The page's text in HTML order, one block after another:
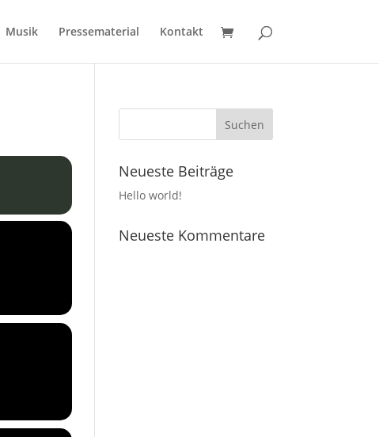
Musik Pressematerial Kontakt
Neueste Beiträge
Hello world!
Neueste Kommentare